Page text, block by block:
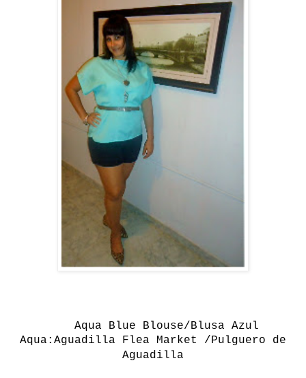
Aqua Blue
Blouse/Blusa Azul
Aqua: Aguadilla Flea Market /Pulguero de
Aguadilla